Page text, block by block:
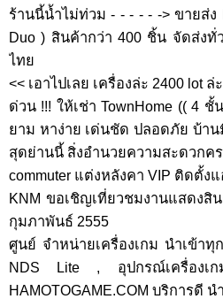
ร้านนี้น้ำไม่ท่วม - - - - - -> ขายส่ง
Duo ) สินค้ากว่า 400 ชิ้น จัดส่งทั่
ไทย
<< เอาไปเลย เครื่องล่ะ 2400 lot ล่
ด่วน !!! ให้เช่า TownHome (( 4
ยาม หาง่าย เด่นชัด ปลอดภัย บ้า
สุดย่านนี้ สิ่งอำนวยความสะดวกค
commuter แต่งหลังคา VIP ติดตั้
KNM ขอเชิญเที่ยวชมงานแสดง
กุมภาพันธ์ 2555
ศูนย์ จำหน่ายเครื่องเกม นำเข้าทุ
NDS Lite , อุปกรณ์เครื่องเก
HAMOTOGAME.COM บริการดี